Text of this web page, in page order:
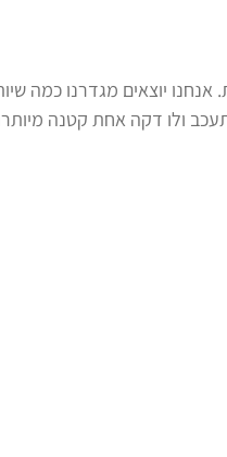
יוצאים מגדרנו כמה
ולו דקה אחת קטנה